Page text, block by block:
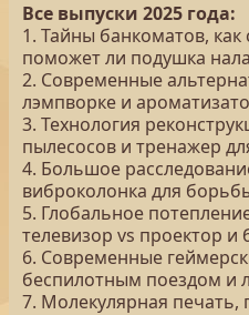
Все выпуски 2025 года:
1. Тайны банкоматов, как
поможет ли подушка
2. Современные
лэмпворке и
3. Технология
пылесосов и тренажер
4. Большое
виброколонка для
5. Глобальное
телевизор vs проектор
6. Современные
беспилотным поездом и
7. Молекулярная печать,